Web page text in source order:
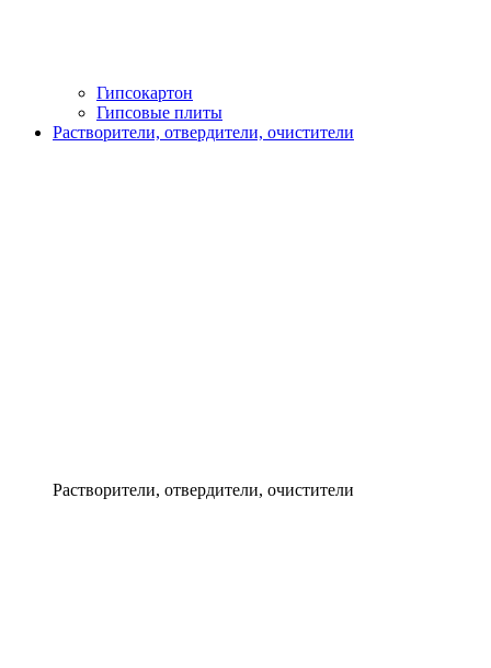
Гипсокартон
Гипсовые плиты
Растворители, отвердители, очистители
Растворители, отвердители, очистители